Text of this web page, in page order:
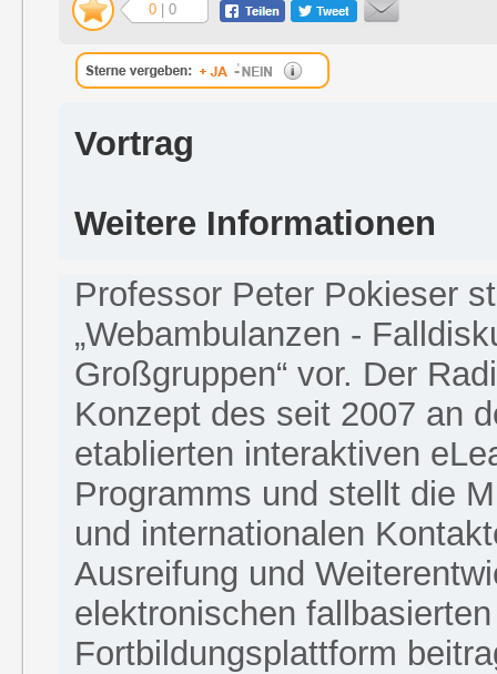
0 | 0
Vortrag
Weitere Informationen
Professor Peter Pokieser
„Webambulanzen -
Großgruppen“ vor. Der
Konzept des seit 2007 an
etablierten interaktiven
Programms und stellt die
und internationalen
Ausreifung und
elektronischen fallbasierten
Fortbildungsplattform